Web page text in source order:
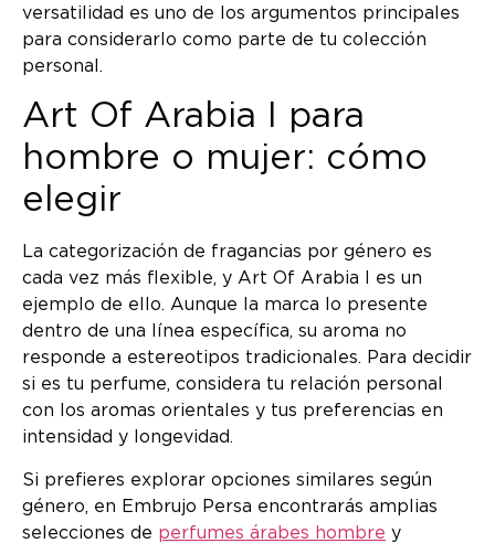
versatilidad es uno de los argumentos principales
para considerarlo como parte de tu colección
personal.
Art Of Arabia I para
hombre o mujer: cómo
elegir
La categorización de fragancias por género es
cada vez más flexible, y Art Of Arabia I es un
ejemplo de ello. Aunque la marca lo presente
dentro de una línea específica, su aroma no
responde a estereotipos tradicionales. Para decidir
si es tu perfume, considera tu relación personal
con los aromas orientales y tus preferencias en
intensidad y longevidad.
Si prefieres explorar opciones similares según
género, en Embrujo Persa encontrarás amplias
selecciones de perfumes árabes hombre y